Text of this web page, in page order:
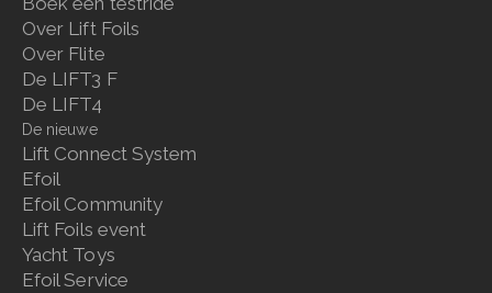
Over Lift Foils
Over Flite
De LIFT3 F
De LIFT4
De nieuwe
Lift Connect System
Efoil
Efoil Community
Lift Foils event
Yacht Toys
Efoil Service